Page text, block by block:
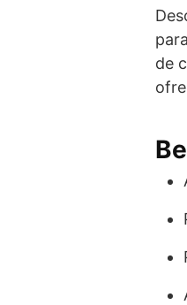
de